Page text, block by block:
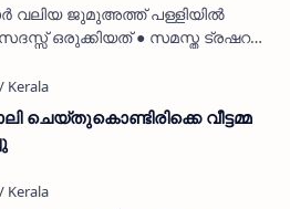
വലിയ ജുമുഅത്ത് പള്ളിയിൽ
ഒരുക്കിയത് ● സമസ്ത ട്രഷറർ
ചെയ്തുകൊണ്ടിരിക്കെ വീട്ടമ്മ